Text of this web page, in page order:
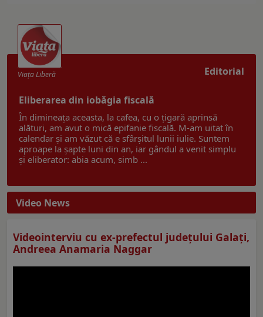
Editorial
Viaţa Liberă
Eliberarea din iobăgia fiscală
În dimineața aceasta, la cafea, cu o țigară aprinsă
alături, am avut o mică epifanie fiscală. M-am uitat în
calendar și am văzut că e sfârșitul lunii iulie. Suntem
aproape la șapte luni din an, iar gândul a venit simplu
și eliberator: abia acum, simb ...
Video News
Videointerviu cu ex-prefectul judeţului Galaţi,
Andreea Anamaria Naggar